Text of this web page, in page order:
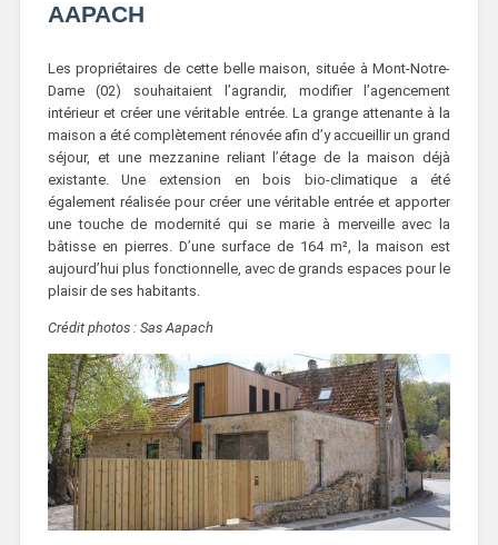
AAPACH
Les propriétaires de cette belle maison, située à Mont-Notre-
Dame (02) souhaitaient l’agrandir, modifier l’agencement
intérieur et créer une véritable entrée. La grange attenante à la
maison a été complètement rénovée afin d’y accueillir un grand
séjour, et une mezzanine reliant l’étage de la maison déjà
existante. Une extension en bois bio-climatique a été
également réalisée pour créer une véritable entrée et apporter
une touche de modernité qui se marie à merveille avec la
bâtisse en pierres. D’une surface de 164 m², la maison est
aujourd’hui plus fonctionnelle, avec de grands espaces pour le
plaisir de ses habitants.
Crédit photos : Sas Aapach